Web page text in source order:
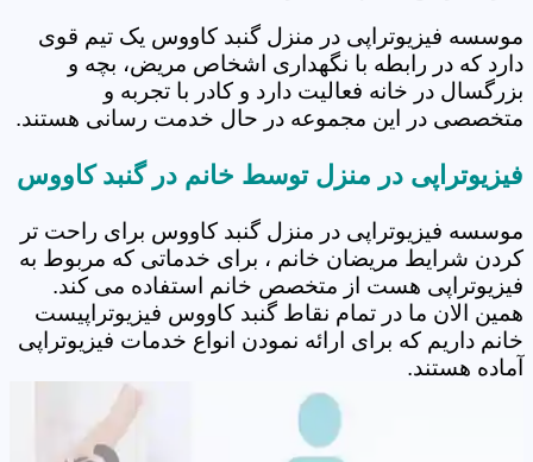
موسسه فیزیوتراپی در منزل گنبد کاووس یک تیم قوی
دارد که در رابطه با نگهداری اشخاص مریض، بچه و
بزرگسال در خانه فعالیت دارد و کادر با تجربه و
متخصصی در این مجموعه در حال خدمت رسانی هستند.
فیزیوتراپی در منزل توسط خانم در گنبد کاووس
موسسه فیزیوتراپی در منزل گنبد کاووس برای راحت تر
کردن شرایط مریضان خانم ، برای خدماتی که مربوط به
فیزیوتراپی هست از متخصص خانم استفاده می کند.
همین الان ما در تمام نقاط گنبد کاووس فیزیوتراپیست
خانم داریم که برای ارائه نمودن انواع خدمات فیزیوتراپی
آماده هستند.